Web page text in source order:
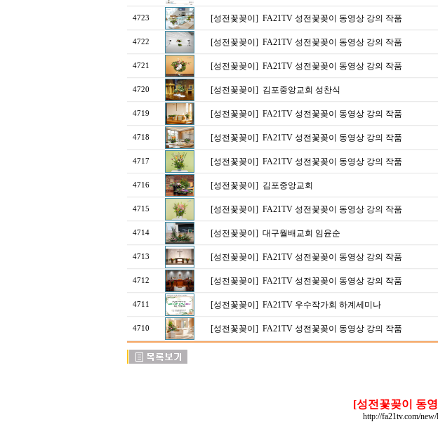
4723 [성전꽃꽂이] FA21TV 성전꽃꽂이 동영상 강의 작품
4722 [성전꽃꽂이] FA21TV 성전꽃꽂이 동영상 강의 작품
4721 [성전꽃꽂이] FA21TV 성전꽃꽂이 동영상 강의 작품
4720 [성전꽃꽂이] 김포중앙교회 성찬식
4719 [성전꽃꽂이] FA21TV 성전꽃꽂이 동영상 강의 작품
4718 [성전꽃꽂이] FA21TV 성전꽃꽂이 동영상 강의 작품
4717 [성전꽃꽂이] FA21TV 성전꽃꽂이 동영상 강의 작품
4716 [성전꽃꽂이] 김포중앙교회
4715 [성전꽃꽂이] FA21TV 성전꽃꽂이 동영상 강의 작품
4714 [성전꽃꽂이] 대구월배교회 임윤순
4713 [성전꽃꽂이] FA21TV 성전꽃꽂이 동영상 강의 작품
4712 [성전꽃꽂이] FA21TV 성전꽃꽂이 동영상 강의 작품
4711 [성전꽃꽂이] FA21TV 우수작가회 하계세미나
4710 [성전꽃꽂이] FA21TV 성전꽃꽂이 동영상 강의 작품
[성전꽃꽂이 동
http://fa21tv.com/